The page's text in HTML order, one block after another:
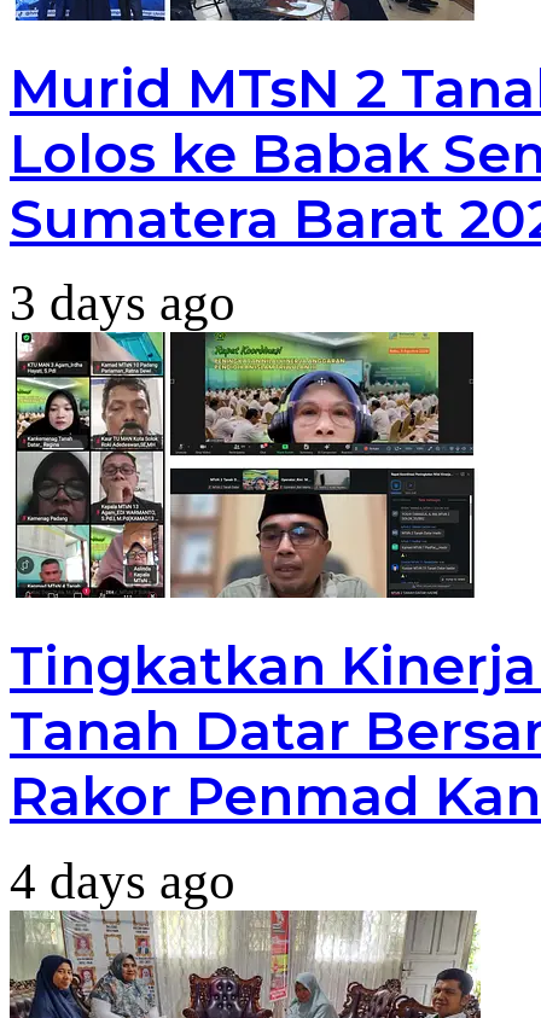
Murid MTsN 2
Lolos ke Babak
Sumatera Barat
3 days ago
Tingkatkan
Tanah Datar
Rakor Penmad
4 days ago